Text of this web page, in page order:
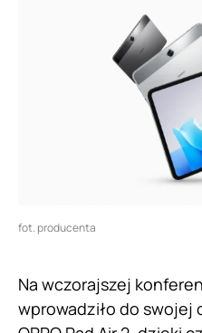
fot. producenta
Na wczorajszej
wprowadziło do